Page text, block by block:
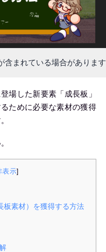
まれている場合があります
場した新要素「成長板」
ために必要な素材の獲得
表示]
板素材）を獲得する方法